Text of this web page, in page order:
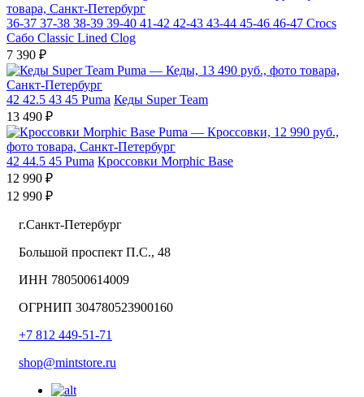
36-37 37-38 38-39 39-40 41-42 42-43 43-44 45-46 46-47 Crocs
Сабо Classic Lined Clog
7 390 ₽
42 42.5 43 45 Puma Кеды Super Team
13 490 ₽
42 44.5 45 Puma Кроссовки Morphic Base
12 990 ₽
12 990 ₽
г.Санкт-Петербург
Большой проспект П.С., 48
ИНН 780500614009
ОГРНИП 304780523900160
+7 812 449-51-71
shop@mintstore.ru